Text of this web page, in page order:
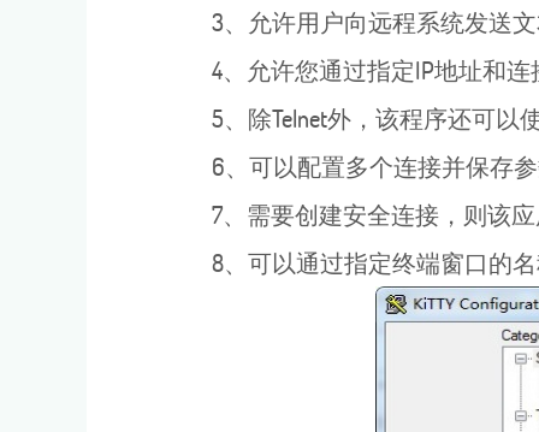
3、允许用户向远程系统发送
4、允许您通过指定IP地址和
5、除Telnet外，该程序还可以
6、可以配置多个连接并保存
7、需要创建安全连接，则该应
8、可以通过指定终端窗口的